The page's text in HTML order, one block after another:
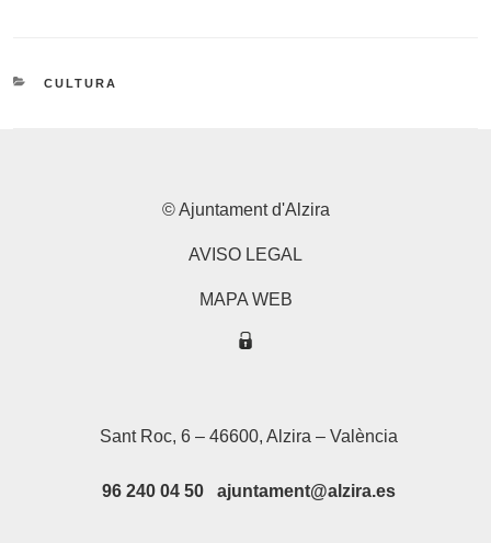
CATEGORIES
CULTURA
© Ajuntament d'Alzira
AVISO LEGAL
MAPA WEB
Sant Roc, 6 – 46600, Alzira – València
96 240 04 50 ajuntament@alzira.es